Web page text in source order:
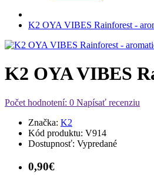
K2 OYA VIBES Rainforest -
K2 OYA VIBES
Počet hodnotení: 0 Napísať recenziu
Značka: K2
Kód produktu: V914
Dostupnosť: Vypredané
0,90€